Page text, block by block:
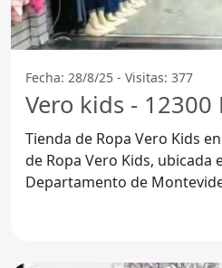
Fecha: 28/8/25 - Visitas: 377
Vero kids -
Tienda de Ropa Vero Kids en
de Ropa Vero Kids, ubicada
Departamento de